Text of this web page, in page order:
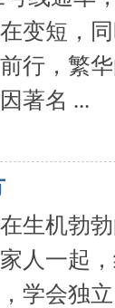
变短，
行，繁
著名 ...
机勃勃
人一起
学会独